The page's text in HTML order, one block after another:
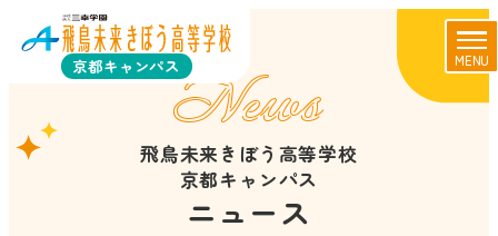
京都キャンパス MENU
News
飛鳥未来きぼう高等学校
京都キャンパス
ニュース